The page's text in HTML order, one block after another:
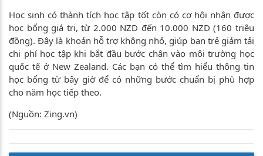
Học sinh có thành tích học tập tốt còn có cơ hội nhận được
học bổng giá trị, từ 2.000 NZD đến 10.000 NZD (160 triệu
đồng). Đây là khoản hỗ trợ không nhỏ, giúp bạn trẻ giảm tải
chi phí học tập khi bắt đầu bước chân vào môi trường học
quốc tế ở New Zealand. Các bạn có thể tìm hiểu thông tin
học bổng từ bây giờ để có những bước chuẩn bị phù hợp
cho năm học tiếp theo.
(Nguồn: Zing.vn)